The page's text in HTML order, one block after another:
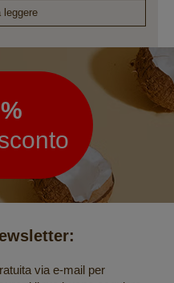
leggere
via e-mail per